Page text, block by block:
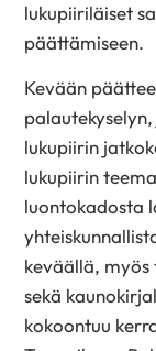
lukupiiriläiset
päättämiseen.
Kevään
lukupiirin
lukupiirin
luontokadosta
keväällä, myös
sekä
kokoontuu